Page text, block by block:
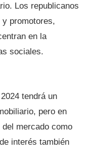
Los republicanos
promotores,
en la
sociales.
tendrá un
pero en
mercado como
interés también